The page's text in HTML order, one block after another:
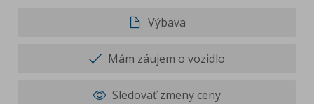
Výbava
Mám záujem o vozidlo
Sledovať zmeny ceny